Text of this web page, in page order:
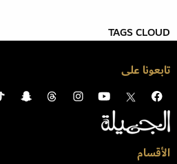
TAGS CLOUD
تابعونا على
الأقسام